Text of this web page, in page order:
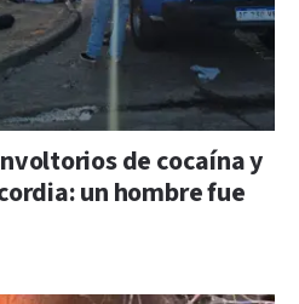
de cocaína y
un hombre fue